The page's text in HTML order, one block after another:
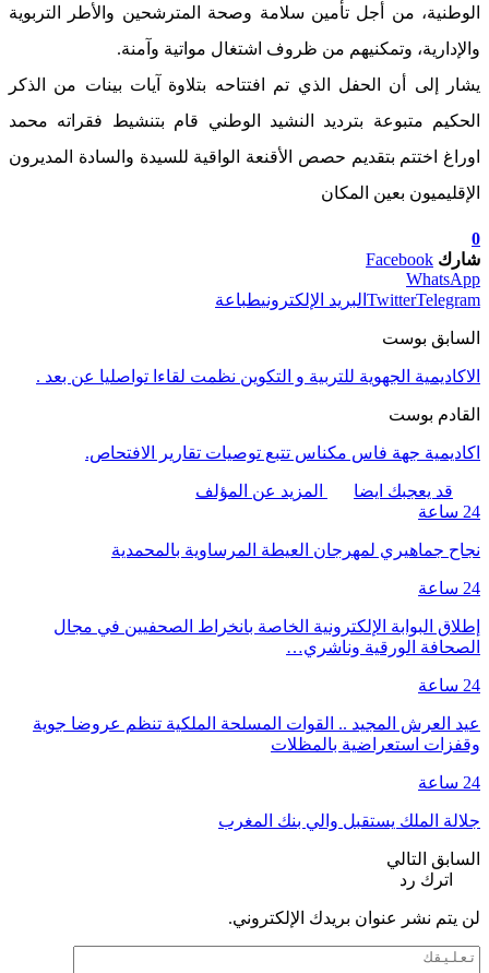
الوطنية، من أجل تأمين سلامة وصحة المترشحين والأطر التربوية
والإدارية، وتمكنيهم من ظروف اشتغال مواتية وآمنة.
يشار إلى أن الحفل الذي تم افتتاحه بتلاوة آيات بينات من الذكر
الحكيم متبوعة بترديد النشيد الوطني قام بتنشيط فقراته محمد
اوراغ اختتم بتقديم حصص الأقنعة الواقية للسيدة والسادة المديرون
الإقليميون بعين المكان
0
شارك Facebook
WhatsApp
TwitterTelegram البريد الإلكترونيطباعة
السابق بوست
الاكاديمية الجهوية للتربية و التكوين نظمت لقاءا تواصليا عن بعد .
القادم بوست
اكاديمية جهة فاس مكناس تتبع توصيات تقارير الافتحاص.
قد يعجبك ايضا
المزيد عن المؤلف
24 ساعة
نجاح جماهيري لمهرجان العيطة المرساوية بالمحمدية
24 ساعة
إطلاق البوابة الإلكترونية الخاصة بانخراط الصحفيين في مجال
الصحافة الورقية وناشري…
24 ساعة
عيد العرش المجيد .. القوات المسلحة الملكية تنظم عروضا جوية
وقفزات استعراضية بالمظلات
24 ساعة
جلالة الملك يستقبل والي بنك المغرب
السابق التالي
اترك رد
لن يتم نشر عنوان بريدك الإلكتروني.